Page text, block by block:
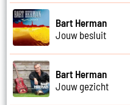
Bart Herman
Jouw besluit
Bart Herman
Jouw gezicht